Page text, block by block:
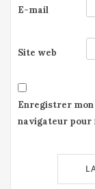
E-mail
Site web
Enregistrer mon
navigateur pour